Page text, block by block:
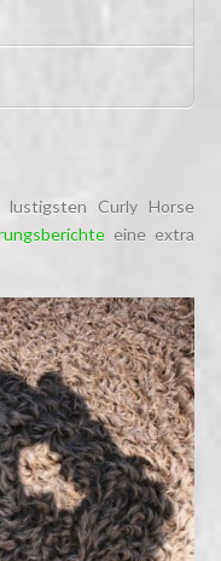
Curly Horse
eine extra